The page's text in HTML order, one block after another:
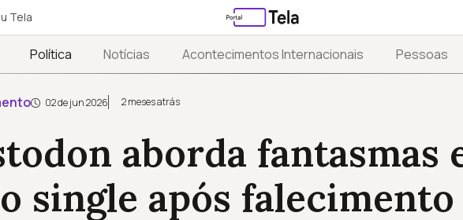
Tela
Política Notícias Acontecimentos Internacionais Pessoas
02 de jun 2026 2 meses atrás
aborda fantasmas
single após falecimento